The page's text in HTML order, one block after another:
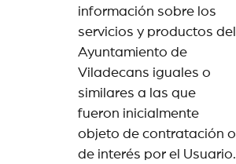
información sobre los
servicios y productos del
Ayuntamiento de
Viladecans iguales o
similares a las que
fueron inicialmente
objeto de contratación o
de interés por el Usuario.